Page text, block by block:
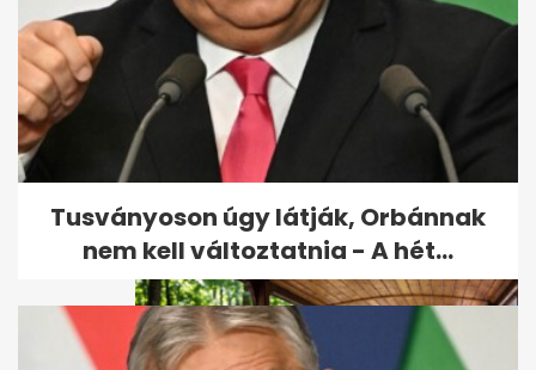
Őszirózsa a kertben: nyár
végén indul, ősszel hozza a
színét
Tusványoson úgy látják, Orbánnak
nem kell változtatnia - A hét...